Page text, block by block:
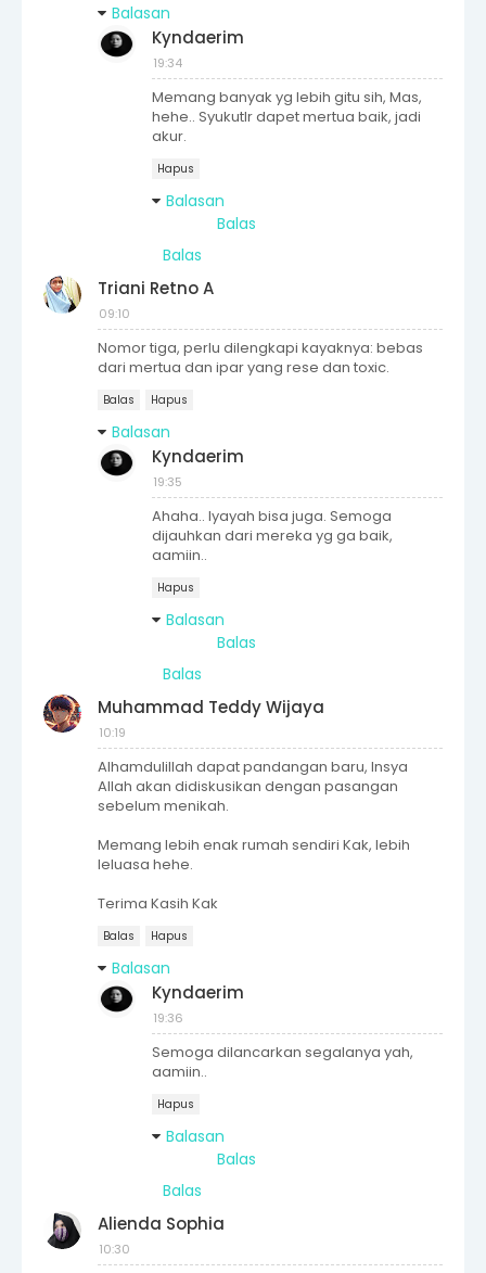
Balasan
Kyndaerim
19:34
Memang banyak yg lebih gitu sih, Mas,
hehe.. Syukutlr dapet mertua baik, jadi
akur.
Hapus
Balasan
Balas
Balas
Triani Retno A
09:10
Nomor tiga, perlu dilengkapi kayaknya: bebas
dari mertua dan ipar yang rese dan toxic.
Balas Hapus
Balasan
Kyndaerim
19:35
Ahaha.. Iyayah bisa juga. Semoga
dijauhkan dari mereka yg ga baik,
aamiin..
Hapus
Balasan
Balas
Balas
Muhammad Teddy Wijaya
10:19
Alhamdulillah dapat pandangan baru, Insya
Allah akan didiskusikan dengan pasangan
sebelum menikah.
Memang lebih enak rumah sendiri Kak, lebih
leluasa hehe.
Terima Kasih Kak
Balas Hapus
Balasan
Kyndaerim
19:36
Semoga dilancarkan segalanya yah,
aamiin..
Hapus
Balasan
Balas
Balas
Alienda Sophia
10:30